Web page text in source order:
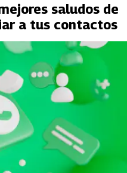
saludos de
a tus contactos